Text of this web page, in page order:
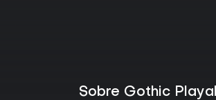
Sobre Gothic